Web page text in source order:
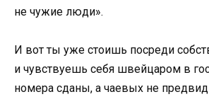
не чужие люди».
И вот ты уже стоишь посреди
и чувствуешь себя швейцаром в
номера сданы, а чаевых не